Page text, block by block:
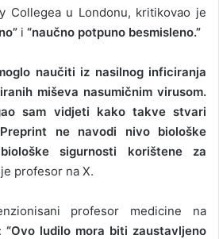
Collegea u Londonu, kritikovao je
i “naučno potpuno besmisleno.”
naučiti iz nasilnog inficiranja
miševa nasumičnim virusom.
sam vidjeti kako takve stvari
ne navodi nivo biološke
sigurnosti korištene za
profesor na X.
profesor medicine na
“Ovo ludilo mora biti zaustavljeno